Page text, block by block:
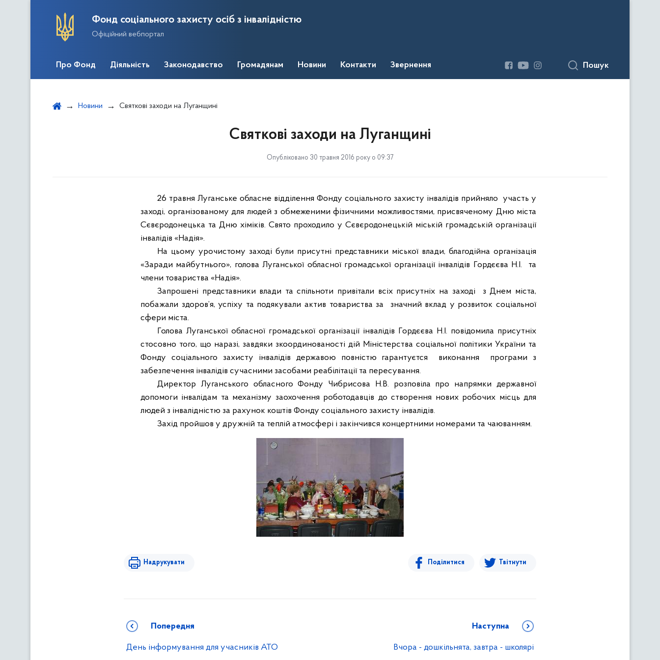
Фонд соціального захисту осіб з інвалідністю
Офіційний вебпортал
Про Фонд Діяльність Законодавство Громадянам Новини Контакти Звернення Пошук
Новини Святкові заходи на Луганщині
Святкові заходи на Луганщині
Опубліковано 30 травня 2016 року о 09:37
26 травня Луганське обласне відділення Фонду соціального захисту інвалідів прийняло участь у
заході, організованому для людей з обмеженими фізичними можливостями, присвяченому Дню міста
Сєвєродонецька та Дню хіміків. Свято проходило у Сєвєродонецькій міській громадській організації
інвалідів «Надія».
На цьому урочистому заході були присутні представники міської влади, благодійна організація
«Заради майбутнього», голова Луганської обласної громадської організації інвалідів Гордєєва Н.І.
та
члени товариства «Надія».
Запрошені представники влади та спільноти привітали всіх присутніх на заході
з Днем міста,
побажали здоров’я, успіху та подякувалиактив товаристваза
значний вклад у розвиток соціальної
сфери міста.
Голова Луганської обласної громадської організації інвалідів Гордєєва Н.І. повідомила присутніх
стосовно того, що наразі, завдяки зкоординованості дій Міністерства соціальної політики України та
Фонду соціального захисту інвалідів державою повністю гарантуєтся
виконання
програми з
забезпечення інвалідів сучасними засобами реабілітації та пересування.
Директор Луганського обласного Фонду Чибрисова Н.В. розповіла про напрямки державної
допомоги інвалідам та механізму заохочення роботодавців до створення нових робочих місць для
людей з інвалідністю за рахунок коштів Фонду соціального захисту інвалідів.
Захід пройшов у дружній та теплій атмосфері і закінчився концертними номерами та чаюванням.
Надрукувати Поділитися Твітнути
Попередня
День інформування для учасників АТО
Наступна
Вчора - дошкільнята, завтра - школярі